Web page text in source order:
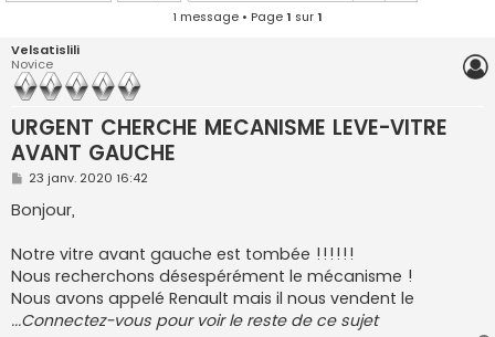
1 message • Page1 sur1
Velsatislili
Novice
URGENT CHERCHE MECANISME LEVE-VITRE
AVANT GAUCHE
M
s
s
g
e
23 janv. 2020 16:42
Bonjour,
Notre vitre avant gauche est tombée !!!!!!
Nous recherchons désespérément le mécanisme !
Nous avons appelé Renault mais il nous vendent le
...Connectez-vous pour voir le reste de ce sujet